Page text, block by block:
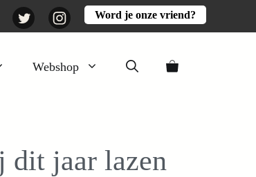
Twitter InstagramWord je onze vriend?
Webshop
Activiteiten
dit jaar lazen